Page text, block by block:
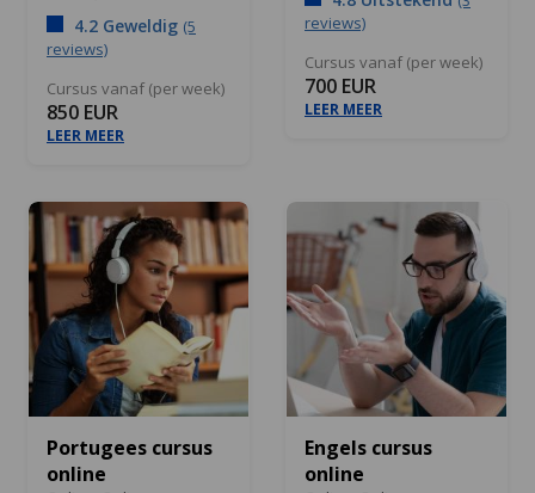
4.2 Geweldig (5
reviews)
Cursus vanaf (per week)
850 EUR
LEER MEER
reviews)
Cursus vanaf (per week)
700 EUR
LEER MEER
Portugees cursus
online
Engels cursus
online